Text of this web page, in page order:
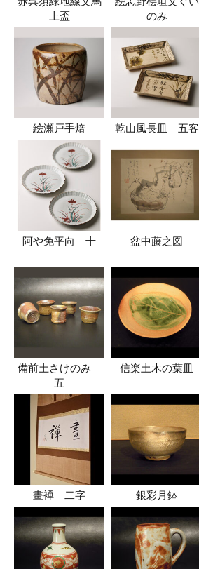
上盃
のみ
絵瀬戸手焙 乾山風長皿 五客
阿や免平向 十 盆中藤之図
備前土さけのみ
五
信楽土木の葉皿
畫襌 二字 銀彩月鉢